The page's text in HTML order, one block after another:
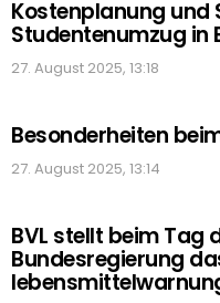
Kostenplanung
Studentenumzug in
27. August 2025, 13:18
Besonderheiten
27. August 2025, 13:14
BVL stellt beim Tag
Bundesregierung